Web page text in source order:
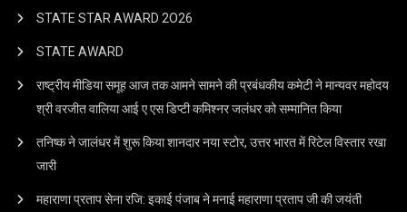
STATE STAR AWARD 2O26
STATE AWARD
राष्ट्रीय मीडिया समूह आज तक आमने सामने की प्रबंधकीय कमेटी ने मान्यवर महोदय
श्री वरजीत वालिया आई ए एस डिप्टी कमिश्नर जलंधर को सम्मानित किया
तनिष्क ने जालंधर में शुरू किया शानदार नया स्टोर, उत्तर भारत में रिटेल विस्तार रखा
जारी
महाराणा प्रताप सेना रजि: इकाई पंजाब ने मनाई महाराणा प्रताप जी की जयंती